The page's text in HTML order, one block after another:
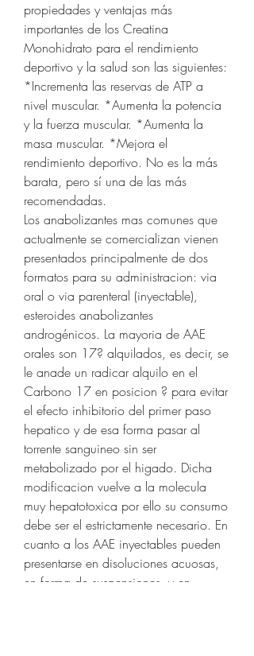
propiedades y ventajas más
importantes de los Creatina
Monohidrato para el rendimiento
deportivo y la salud son las siguientes:
*Incrementa las reservas de ATP a
nivel muscular. *Aumenta la potencia
y la fuerza muscular. *Aumenta la
masa muscular. *Mejora el
rendimiento deportivo. No es la más
barata, pero sí una de las más
recomendadas.
Los anabolizantes mas comunes que
actualmente se comercializan vienen
presentados principalmente de dos
formatos para su administracion: via
oral o via parenteral (inyectable),
esteroides anabolizantes
androgénicos. La mayoria de AAE
orales son 17? alquilados, es decir, se
le anade un radicar alquilo en el
Carbono 17 en posicion ? para evitar
el efecto inhibitorio del primer paso
hepatico y de esa forma pasar al
torrente sanguineo sin ser
metabolizado por el higado. Dicha
modificacion vuelve a la molecula
muy hepatotoxica por ello su consumo
debe ser el estrictamente necesario. En
cuanto a los AAE inyectables pueden
presentarse en disoluciones acuosas,
en forma de suspensiones, y en